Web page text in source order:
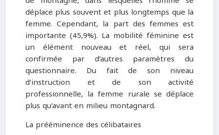
déplace plus souvent et plus longtemps que la
femme. Cependant, la part des femmes est
importante (45,9%). La mobilité féminine est
un élément nouveau et réel, qui sera
confirmée par d’autres paramètres du
questionnaire. Du fait de son niveau
d’instruction et de son activité
professionnelle, la femme rurale se déplace
plus qu’avant en milieu montagnard.
La prééminence des célibataires